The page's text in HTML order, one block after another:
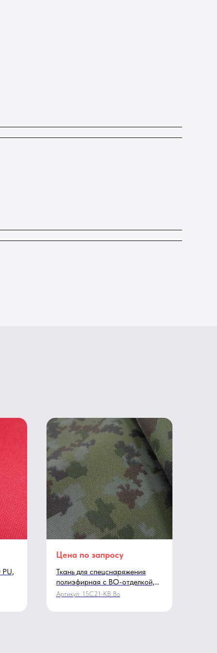
Ткань для спецснаряжения
полиэфирная с ВО-отделкой,
камуфлированной расцветки
Артикул: 15С21-КВ Во
Цена по запросу